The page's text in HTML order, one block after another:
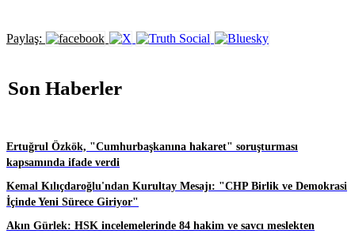
Paylaş:
Son Haberler
Ertuğrul Özkök, "Cumhurbaşkanına hakaret" soruşturması
kapsamında ifade verdi
Kemal Kılıçdaroğlu'ndan Kurultay Mesajı: "CHP Birlik ve Demokrasi
İçinde Yeni Sürece Giriyor"
Akın Gürlek: HSK incelemelerinde 84 hakim ve savcı meslekten